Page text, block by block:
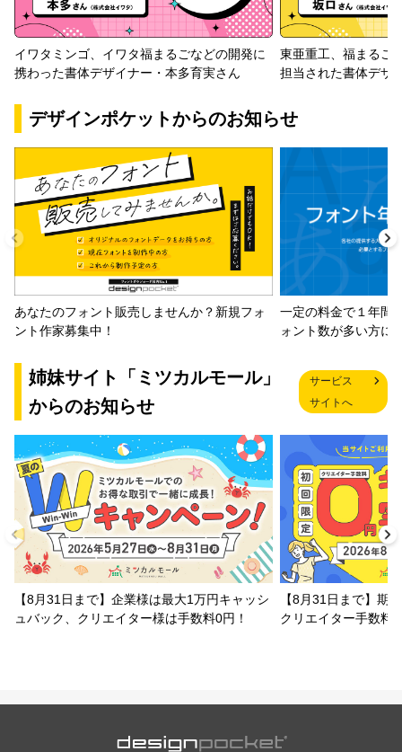
イワタミンゴ、イワタ福まるごなどの開発に
携わった書体デザイナー・本多育実さん
東亜重工、福まるご
担当された書体デザ
デザインポケットからのお知らせ
あなたのフォント販売しませんか？新規フォ
ント作家募集中！
一定の料金で１年間
ォント数が多い方に
姉妹サイト「ミツカルモール」
からのお知らせ
サービス
サイトへ
【8月31日まで】企業様は最大1万円キャッシ
ュバック、クリエイター様は手数料0円！
【8月31日まで】期
クリエイター手数料